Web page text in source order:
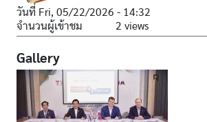
วันที่ Fri, 05/22/2026 - 14:32
จำนวนผู้เข้าชม
2 views
Gallery